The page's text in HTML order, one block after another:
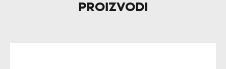
PROIZVODI